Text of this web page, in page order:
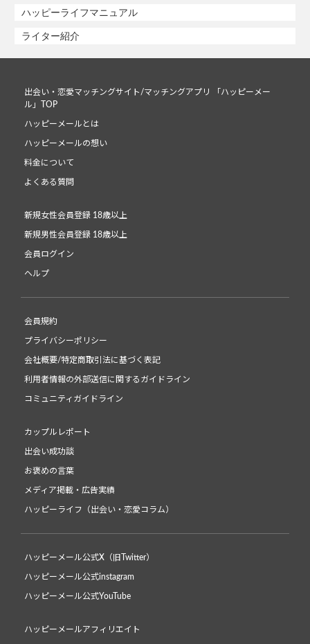
ハッピーライフマニュアル
ライター紹介
出会い・恋愛マッチングサイト/マッチングアプリ 「ハッピーメー
ル」TOP
ハッピーメールとは
ハッピーメールの想い
料金について
よくある質問
新規女性会員登録 18歳以上
新規男性会員登録 18歳以上
会員ログイン
ヘルプ
会員規約
プライバシーポリシー
会社概要/特定商取引法に基づく表記
利用者情報の外部送信に関するガイドライン
コミュニティガイドライン
カップルレポート
出会い成功談
お褒めの言葉
メディア掲載・広告実績
ハッピーライフ（出会い・恋愛コラム）
ハッピーメール公式X（旧Twitter）
ハッピーメール公式instagram
ハッピーメール公式YouTube
ハッピーメールアフィリエイト